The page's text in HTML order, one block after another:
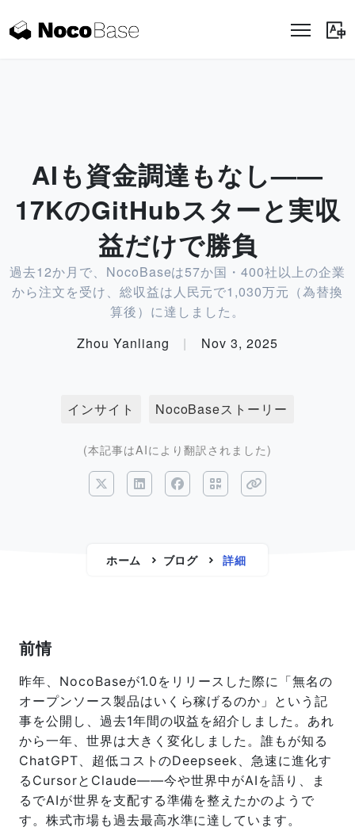
AIも資金調達もなし——
17KのGitHubスターと実収
益だけで勝負
過去12か月で、NocoBaseは57か国・400社以上の企業
から注文を受け、総収益は人民元で1,030万元（為替換
算後）に達しました。
Zhou Yanliang
| Nov 3, 2025
インサイト NocoBaseストーリー
(本記事はAIにより翻訳されました)
ホーム ブログ 詳細
前情
昨年、NocoBaseが1.0をリリースした際に「無名の
オープンソース製品はいくら稼げるのか」という記
事を公開し、過去1年間の収益を紹介しました。あれ
から一年、世界は大きく変化しました。誰もが知る
ChatGPT、超低コストのDeepseek、急速に進化す
るCursorとClaude——今や世界中がAIを語り、ま
るでAIが世界を支配する準備を整えたかのようで
す。株式市場も過去最高水準に達しています。